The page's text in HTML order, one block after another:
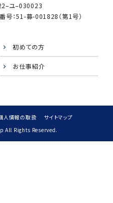
ユ–030023
：51-募-001828（第1号）
初めての方
お仕事紹介
人情報の取扱
サイトマップ
All Rights Reserved.